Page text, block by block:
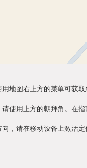
地图右上方的菜单可获取
使用上方的朝拜角。在
，请在移动设备上激活定